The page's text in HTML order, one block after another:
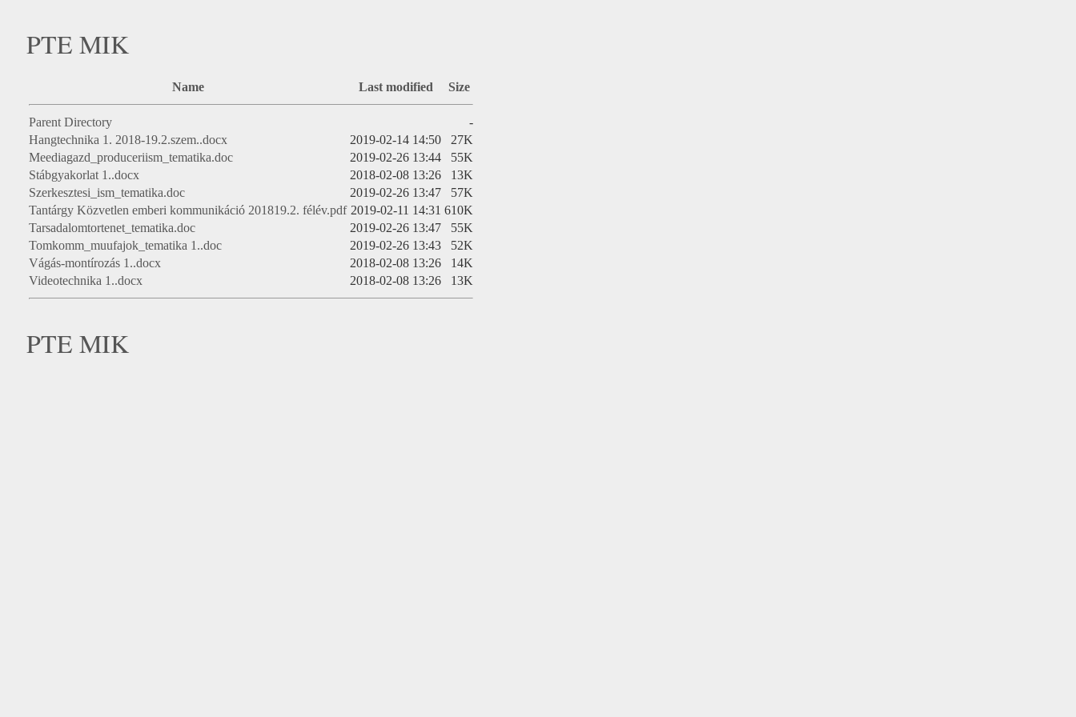
PTE MIK
Name Last modified Size
Parent Directory
-
Hangtechnika 1. 2018-19.2.szem..docx
2019-02-14 14:50
27K
Meediagazd_produceriism_tematika.doc
2019-02-26 13:44
55K
Stábgyakorlat 1..docx
2018-02-08 13:26
13K
Szerkesztesi_ism_tematika.doc
2019-02-26 13:47
57K
Tantárgy Közvetlen emberi kommunikáció 201819.2. félév.pdf 2019-02-11 14:31 610K
Tarsadalomtortenet_tematika.doc
2019-02-26 13:47
55K
Tomkomm_muufajok_tematika 1..doc
2019-02-26 13:43
52K
Vágás-montírozás 1..docx
2018-02-08 13:26
14K
Videotechnika 1..docx
2018-02-08 13:26 13K
PTE MIK